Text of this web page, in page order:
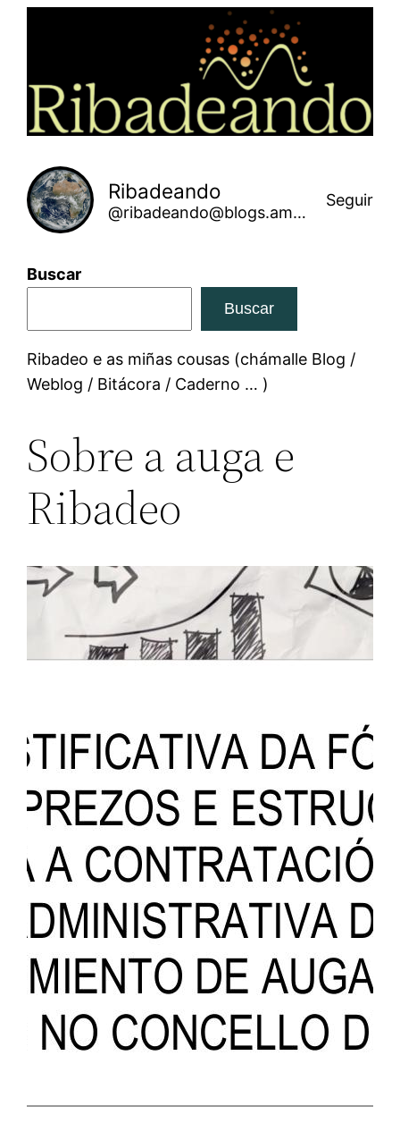
Ribadeando
@ribadeando@blogs.amarinha.gal
Seguir
Buscar
Buscar
Ribadeo e as miñas cousas (chámalle Blog /
Weblog / Bitácora / Caderno … )
Sobre a auga e
Ribadeo